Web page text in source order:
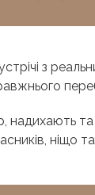
з
надихають
ніщо